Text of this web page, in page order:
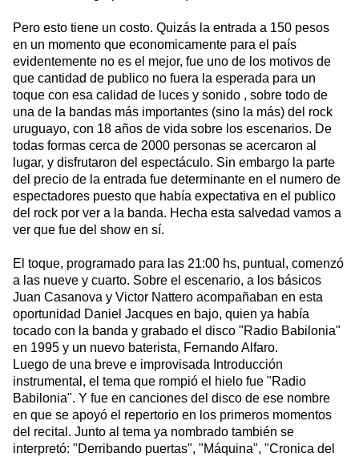
Pero esto tiene un costo. Quizás la entrada a 150 pesos
en un momento que economicamente para el país
evidentemente no es el mejor, fue uno de los motivos de
que cantidad de publico no fuera la esperada para un
toque con esa calidad de luces y sonido , sobre todo de
una de la bandas más importantes (sino la más) del rock
uruguayo, con 18 años de vida sobre los escenarios. De
todas formas cerca de 2000 personas se acercaron al
lugar, y disfrutaron del espectáculo. Sin embargo la parte
del precio de la entrada fue determinante en el numero de
espectadores puesto que había expectativa en el publico
del rock por ver a la banda. Hecha esta salvedad vamos a
ver que fue del show en sí.
El toque, programado para las 21:00 hs, puntual, comenzó
a las nueve y cuarto. Sobre el escenario, a los básicos
Juan Casanova y Victor Nattero acompañaban en esta
oportunidad Daniel Jacques en bajo, quien ya había
tocado con la banda y grabado el disco "Radio Babilonia"
en 1995 y un nuevo baterista, Fernando Alfaro.
Luego de una breve e improvisada Introducción
instrumental, el tema que rompió el hielo fue "Radio
Babilonia". Y fue en canciones del disco de ese nombre
en que se apoyó el repertorio en los primeros momentos
del recital. Junto al tema ya nombrado también se
interpretó: "Derribando puertas", "Máquina", "Cronica del